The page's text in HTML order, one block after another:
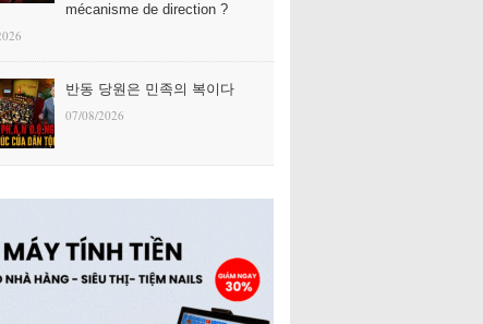
mécanisme de direction ?
반동 당원은 민족의 복이다
07/08/2026